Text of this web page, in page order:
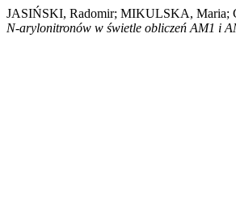
JASIŃSKI, Radomir; MIKULSKA, Maria;
N-arylonitronów w świetle obliczeń AM1 i